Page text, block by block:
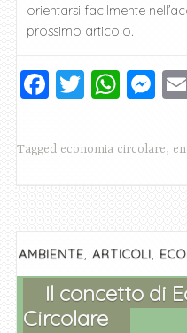
orientarsi facilmente
prossimo articolo.
F
c
o
k
T
tt
W
at
p
M
ss
er
Tagged economia circolare,
AMBIENTE ARTICOLI
Il concetto di
Circolare